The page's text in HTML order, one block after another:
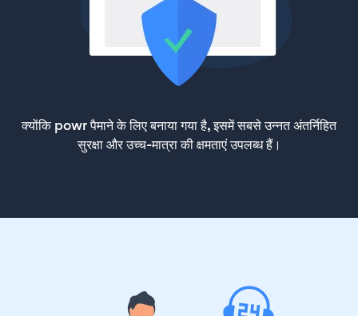
क्योंकि powr पैमाने के लिए बनाया गया है, इसमें सबसे उन्नत अंतर्निहित
सुरक्षा और उच्च-मात्रा की क्षमताएं उपलब्ध हैं।